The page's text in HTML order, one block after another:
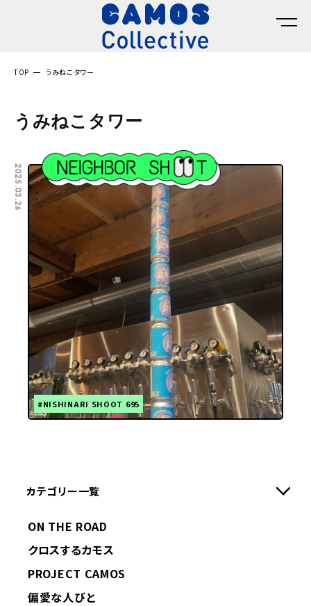
TOP うみねこタワー
うみねこタワー
2025.03.26
#NISHINARI SHOOT 695
カテゴリー一覧
ON THE ROAD
クロスするカモス
PROJECT CAMOS
偏愛な人びと